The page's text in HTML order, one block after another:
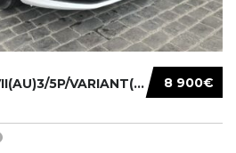
8 900€
VOLKSWAGEN GOLF VII(AU)3/5P/VARIANT(12-16 20...